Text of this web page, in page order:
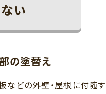
い
の塗替え
などの外壁・屋根に付随す